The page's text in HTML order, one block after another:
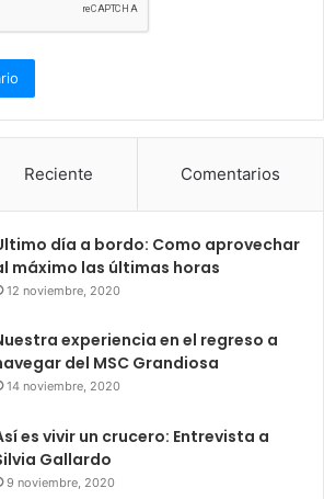
Reciente Comentarios
día a bordo: Como aprovechar
máximo las últimas horas
12 noviembre, 2020
experiencia en el regreso a
del MSC Grandiosa
14 noviembre, 2020
es vivir un crucero: Entrevista a
Gallardo
9 noviembre, 2020